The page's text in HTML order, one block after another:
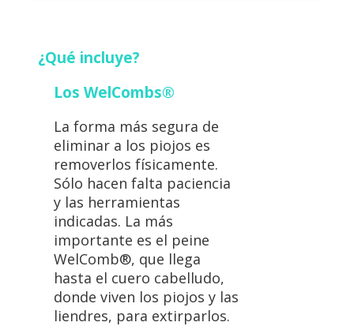
¿Qué incluye?
Los WelCombs®
La forma más segura de
eliminar a los piojos es
removerlos físicamente.
Sólo hacen falta paciencia
y las herramientas
indicadas. La más
importante es el peine
WelComb®, que llega
hasta el cuero cabelludo,
donde viven los piojos y las
liendres, para extirparlos.